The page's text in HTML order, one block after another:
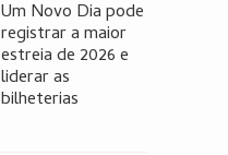
Um Novo Dia pode
registrar a maior
estreia de 2026 e
liderar as
bilheterias